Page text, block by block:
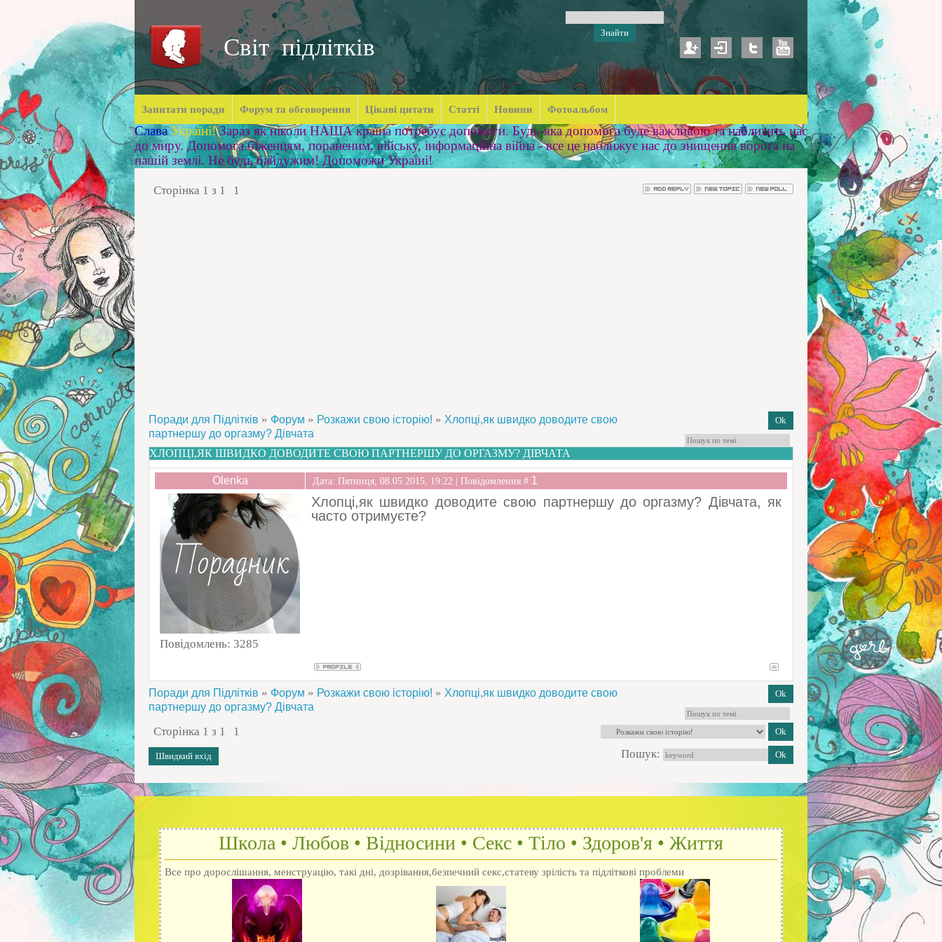
Світ підлітків
Запитати поради Форум та обговорення Цікаві цитати Статті Новини Фотоальбом
Слава Україні! Зараз як ніколи НАША країна потребує допомоги. Будь-яка допомога буде важливою та наблизить нас
до миру. Допомога біженцям, пораненим, війську, інформаційна війна - все це наближує нас до знищення ворога на
нашій землі. Не будь байдужим! Допоможи Україні!
Сторінка 1 з 1 1
Поради для Підлітків » Форум » Розкажи свою історію! » Хлопці,як швидко доводите свою
партнершу до оргазму? Дівчата
ХЛОПЦІ,ЯК ШВИДКО ДОВОДИТЕ СВОЮ ПАРТНЕРШУ ДО ОРГАЗМУ? ДІВЧАТА
Olenka Дата: Пятниця, 08.05.2015, 19:22 | Повідомлення # 1
Повідомлень: 3285
Хлопці,як швидко доводите свою партнершу до оргазму? Дівчата, як
часто отримуєте?
Поради для Підлітків » Форум » Розкажи свою історію! » Хлопці,як швидко доводите свою
партнершу до оргазму? Дівчата
Сторінка 1 з 1
1
Пошук:
Школа • Любов • Відносини • Секс • Тіло • Здоров'я • Життя
Все про дорослішання, менструацію, такі дні, дозрівання,безпечний секс,статеву зрілість та підліткові проблеми